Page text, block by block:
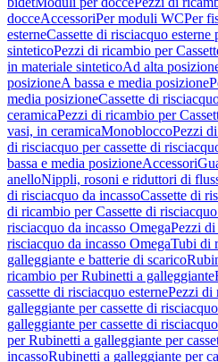
docceAccessoriPer moduli WCPer
esterneCassette di risciacquo esterne
sinteticoPezzi di ricambio per
in materiale sinteticoAd alta
posizioneA bassa e media posizione
media posizioneCassette di
ceramicaPezzi di ricambio per
vasi, in ceramicaMonobloccoPezzi
di risciacquo per cassette di
bassa e media posizioneAccessori
anelloNippli, rosoni e riduttori di
di risciacquo da incassoCassette di
di ricambio per Cassette di
risciacquo da incasso OmegaPezzi di
risciacquo da incasso OmegaTubi di
galleggiante e batterie di scarico
ricambio per Rubinetti a galleggiante
cassette di risciacquo esternePezzi di
galleggiante per cassette di
galleggiante per cassette di
per Rubinetti a galleggiante per
incassoRubinetti a galleggiante per